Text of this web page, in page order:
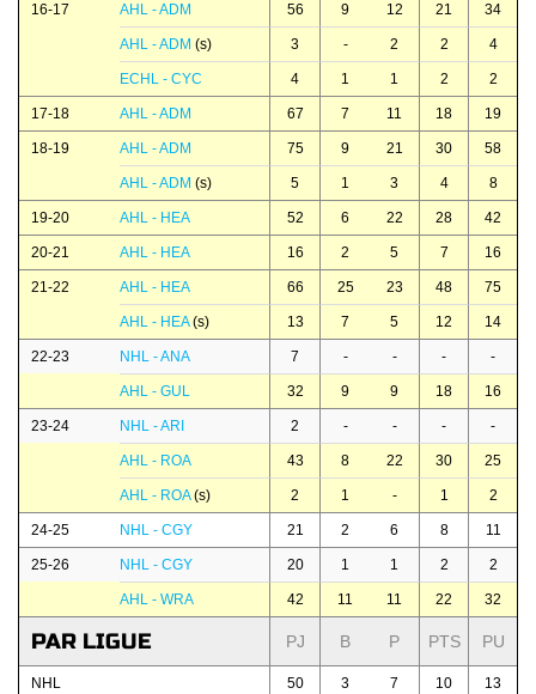
16-17 AHL - ADM 56 9 12 21 34
AHL - ADM (s) 3 - 2 2 4
ECHL - CYC 4 1 1 2 2
17-18 AHL - ADM 67 7 11 18 19
18-19 AHL - ADM 75 9 21 30 58
AHL - ADM (s) 5 1 3 4 8
19-20 AHL - HEA 52 6 22 28 42
20-21 AHL - HEA 16 2 5 7 16
21-22 AHL - HEA 66 25 23 48 75
AHL - HEA(s) 13 7 5 12 14
22-23 NHL - ANA 7 - - - -
AHL - GUL 32 9 9 18 16
23-24 NHL - ARI 2 - - - -
AHL - ROA 43 8 22 30 25
AHL - ROA(s) 2 1 - 1 2
24-25 NHL - CGY 21 2 6 8 11
25-26 NHL - CGY 20 1 1 2 2
AHL - WRA 42 11 11 22 32
PAR LIGUE PJ B P PTS PU
NHL 50 3 7 10 13